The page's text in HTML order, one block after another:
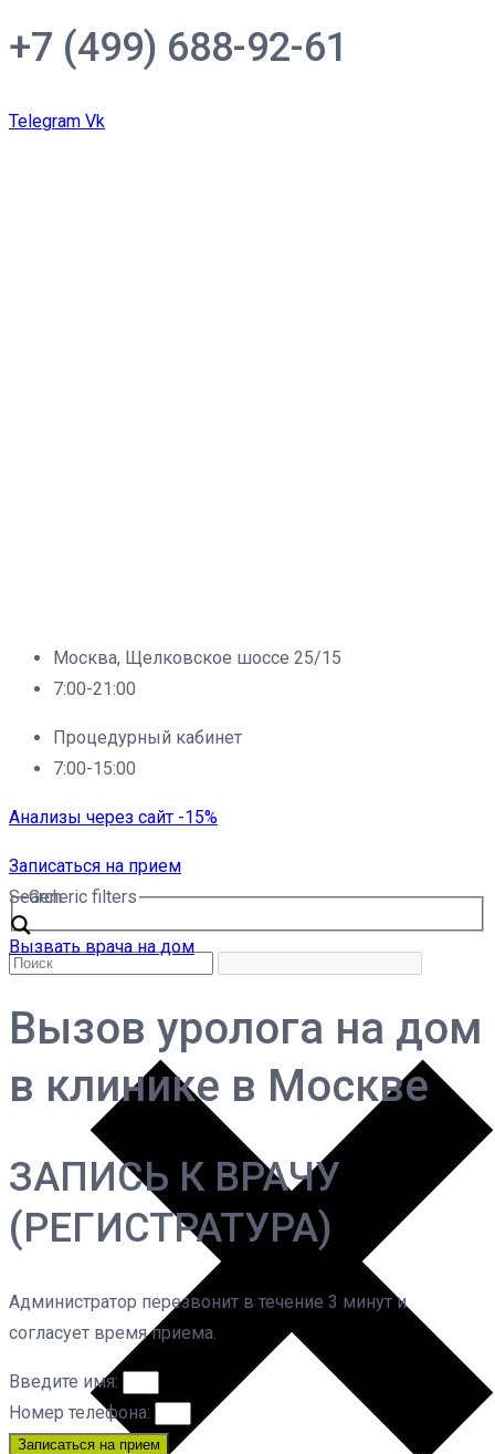
+7 (499) 688-92-61
Telegram Vk
Москва, Щелковское шоссе 25/15
7:00-21:00
Процедурный кабинет
7:00-15:00
Анализы через сайт -15%
Записаться на прием
Search
Generic filters
Вызвать врача на дом
Вызов уролога на дом
в клинике в Москве
ЗАПИСЬ К ВРАЧУ
(РЕГИСТРАТУРА)
Администратор перезвонит в течение 3 минут и
согласует время приема.
Введите имя:
Номер телефона:
Записаться на прием